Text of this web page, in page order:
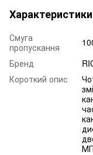
Характеристики
Смуга
пропускання
Бренд
Короткий опис